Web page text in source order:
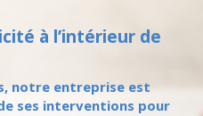
à l’intérieur de
notre entreprise est
ses interventions pour